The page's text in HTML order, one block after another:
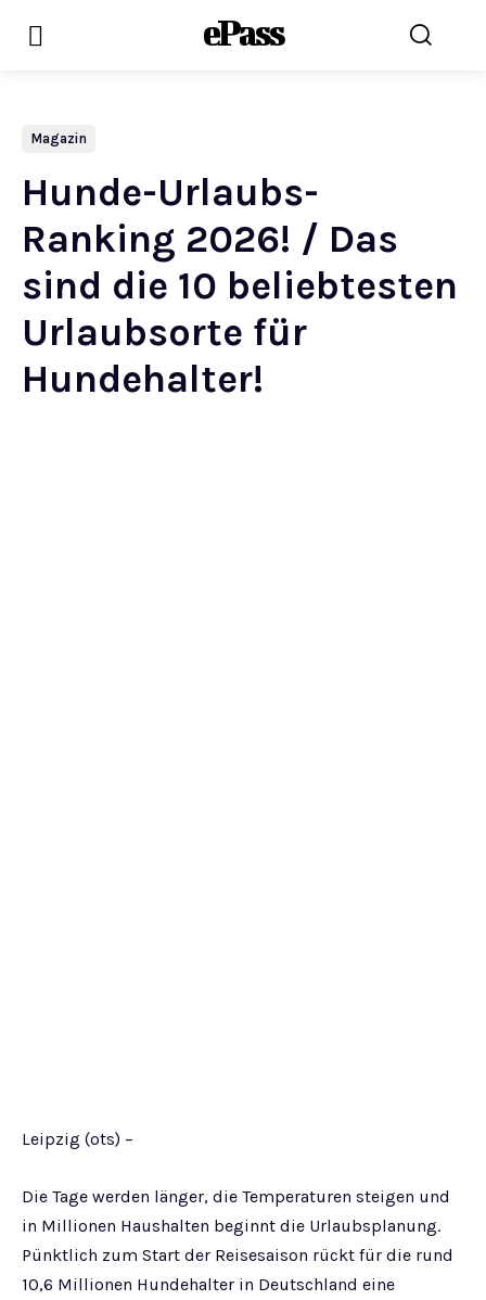
ePass
Magazin
Hunde-Urlaubs-
Ranking 2026! / Das
sind die 10 beliebtesten
Urlaubsorte für
Hundehalter!
Leipzig (ots) –
Die Tage werden länger, die Temperaturen steigen und
in Millionen Haushalten beginnt die Urlaubsplanung.
Pünktlich zum Start der Reisesaison rückt für die rund
10,6 Millionen Hundehalter in Deutschland eine